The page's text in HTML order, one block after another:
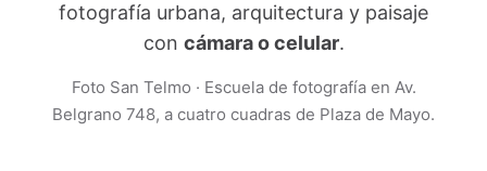
fotografía urbana, arquitectura y paisaje
con cámara o celular.
Foto San Telmo · Escuela de fotografía en Av.
Belgrano 748, a cuatro cuadras de Plaza de Mayo.